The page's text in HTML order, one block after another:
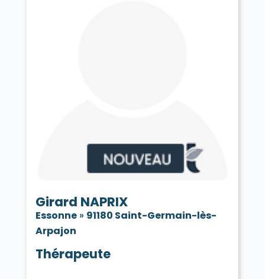
Girard NAPRIX
Essonne» 91180 Saint-Germain-lès-
Arpajon
Thérapeute